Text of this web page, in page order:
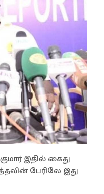
இதில் கைது
பேரிலே இது